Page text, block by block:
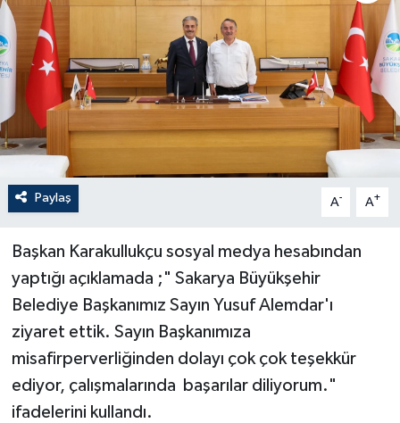
Paylaş A- A+
Başkan Karakullukçu sosyal medya hesabından
yaptığı açıklamada ;" Sakarya Büyükşehir
Belediye Başkanımız Sayın Yusuf Alemdar'ı
ziyaret ettik. Sayın Başkanımıza
misafirperverliğinden dolayı çok çok teşekkür
ediyor, çalışmalarında başarılar diliyorum."
ifadelerini kullandı.